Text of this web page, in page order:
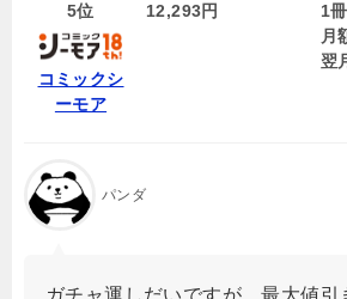
5位
コミックシ
ーモア
12,293円
1
月
翌
パンダ
ガチャ運しだいですが、最大値引